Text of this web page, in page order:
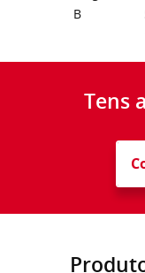
B
Tens